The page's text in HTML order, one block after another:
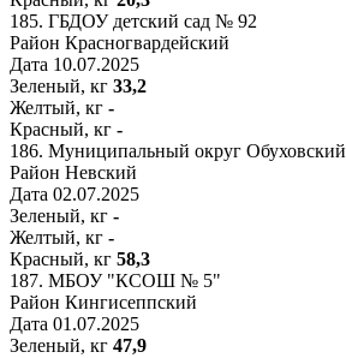
185. ГБДОУ детский сад № 92
Район Красногвардейский
Дата 10.07.2025
Зеленый, кг 33,2
Желтый, кг -
Красный, кг -
186. Муниципальный округ Обуховский
Район Невский
Дата 02.07.2025
Зеленый, кг -
Желтый, кг -
Красный, кг 58,3
187. МБОУ "КСОШ № 5"
Район Кингисеппский
Дата 01.07.2025
Зеленый, кг 47,9